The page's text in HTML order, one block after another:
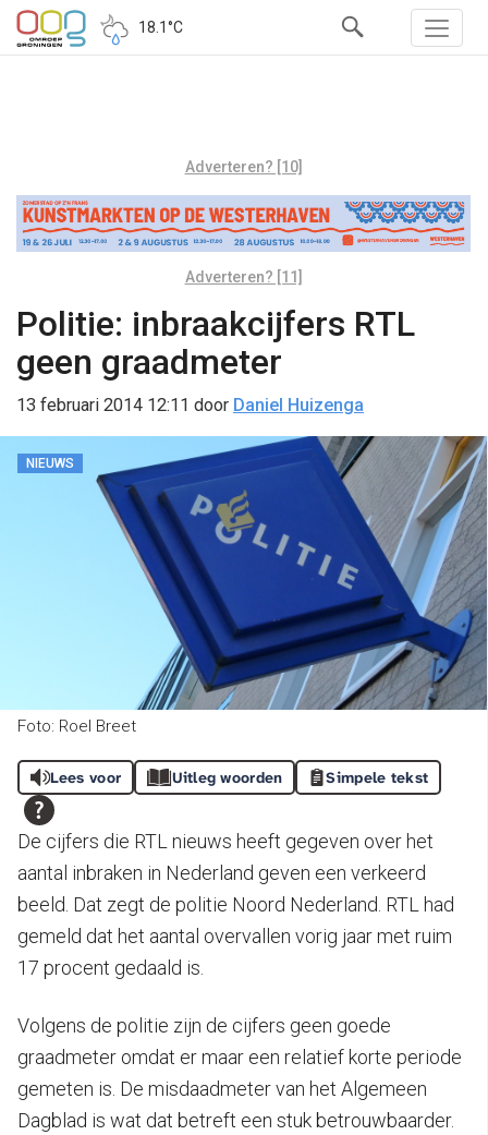
18.1°C
Adverteren? [10]
Adverteren? [11]
Politie: inbraakcijfers RTL
geen graadmeter
13 februari 2014 12:11 door Daniel Huizenga
NIEUWS
Foto: Roel Breet
Lees voor Uitleg woorden Simpele tekst
De cijfers die RTL nieuws heeft gegeven over het
aantal inbraken in Nederland geven een verkeerd
beeld. Dat zegt de politie Noord Nederland. RTL had
gemeld dat het aantal overvallen vorig jaar met ruim
17 procent gedaald is.
Volgens de politie zijn de cijfers geen goede
graadmeter omdat er maar een relatief korte periode
gemeten is. De misdaadmeter van het Algemeen
Dagblad is wat dat betreft een stuk betrouwbaarder.